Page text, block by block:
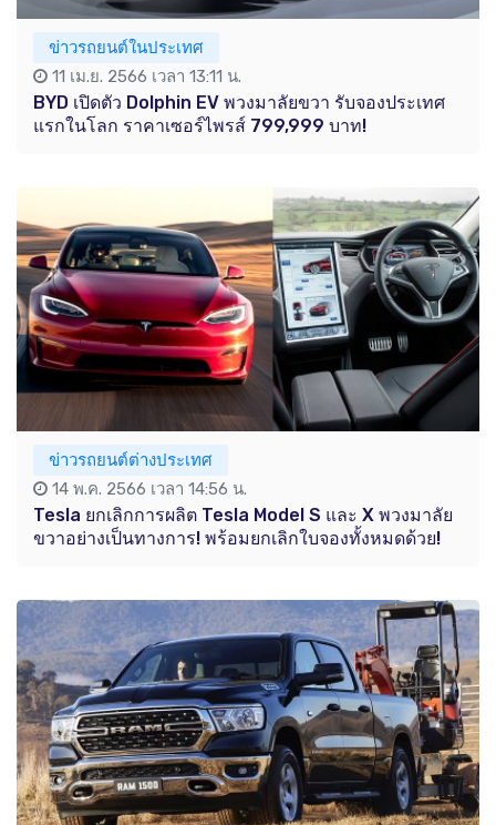
ข่าวรถยนต์ในประเทศ
11 เม.ย. 2566 เวลา 13:11 น.
BYD เปิดตัว Dolphin EV พวงมาลัยขวา รับจองประเทศ
แรกในโลก ราคาเซอร์ไพรส์ 799,999 บาท!
ข่าวรถยนต์ต่างประเทศ
14 พ.ค. 2566 เวลา 14:56 น.
Tesla ยกเลิกการผลิต Tesla Model S และ X พวงมาลัย
ขวาอย่างเป็นทางการ! พร้อมยกเลิกใบจองทั้งหมดด้วย!